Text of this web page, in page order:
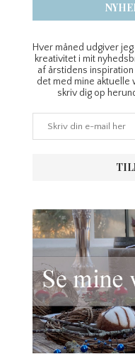
Hver måned udgiver
kreativitet i mit
af årstidens
det med mine aktuelle
skriv dig op